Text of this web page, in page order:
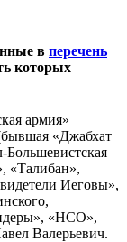
в перечень
которых
армия»
«Джабхат
Иеговы»,
«НСО»,
Валерьевич.